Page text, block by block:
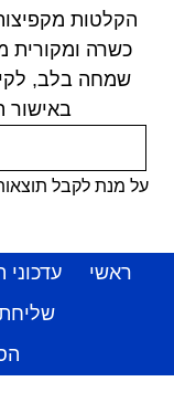
הקלטות
כשרה ומקורית
שמחה בלב,
באישור
על מנת לקבל
ראשי